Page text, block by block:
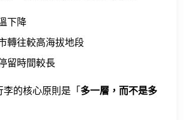
下降
轉往較高海拔地段
留時間較長
李的核心原則是「 多一層，而不是多